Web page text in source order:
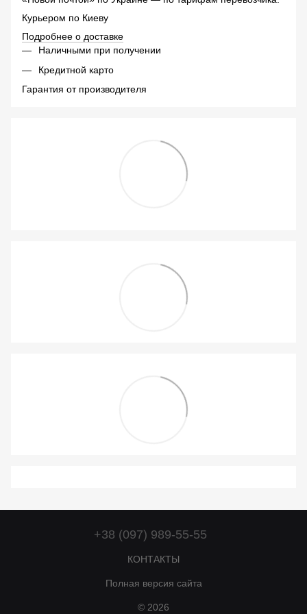
Курьером по Киеву
Подробнее о доставке
Наличными при получении
Кредитной карто
Гарантия от производителя
+38 (097) 989-55-55
КОНТАКТЫ
Полная версия сайта
© 2026